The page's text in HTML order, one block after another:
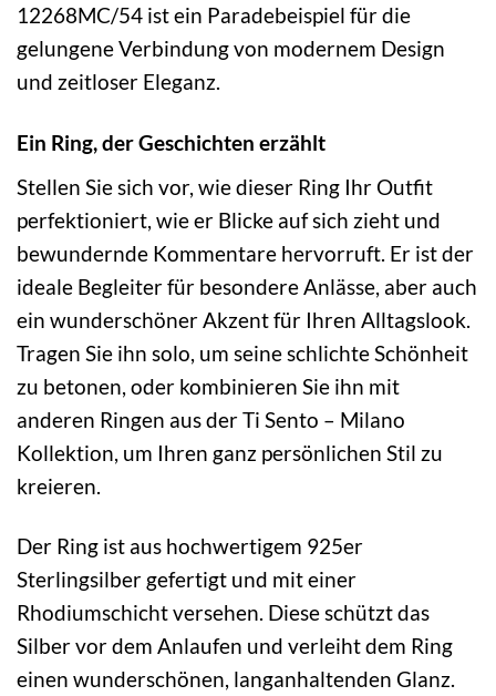
12268MC/54 ist ein Paradebeispiel für die
gelungene Verbindung von modernem Design
und zeitloser Eleganz.
Ein Ring, der Geschichten erzählt
Stellen Sie sich vor, wie dieser Ring Ihr Outfit
perfektioniert, wie er Blicke auf sich zieht und
bewundernde Kommentare hervorruft. Er ist der
ideale Begleiter für besondere Anlässe, aber auch
ein wunderschöner Akzent für Ihren Alltagslook.
Tragen Sie ihn solo, um seine schlichte Schönheit
zu betonen, oder kombinieren Sie ihn mit
anderen Ringen aus der Ti Sento – Milano
Kollektion, um Ihren ganz persönlichen Stil zu
kreieren.
Der Ring ist aus hochwertigem 925er
Sterlingsilber gefertigt und mit einer
Rhodiumschicht versehen. Diese schützt das
Silber vor dem Anlaufen und verleiht dem Ring
einen wunderschönen, langanhaltenden Glanz.